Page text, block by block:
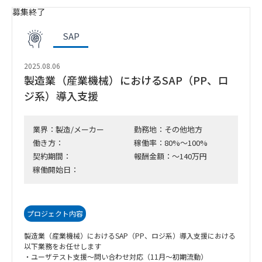
募集終了
SAP
2025.08.06
製造業（産業機械）におけるSAP（PP、ロ
ジ系）導入支援
業界：製造/メーカー
働き方：
契約期間：
稼働開始日：
勤務地：その他地方
稼働率：80%～100%
報酬金額：～140万円
プロジェクト内容
製造業（産業機械）におけるSAP（PP、ロジ系）導入支援における
以下業務をお任せします
・ユーザテスト支援～問い合わせ対応（11月～初期流動）